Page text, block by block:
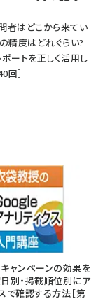
者はどこから来てい
精度はどれぐらい?
ポートを正しく活用し
回］
ャンペーンの効果を
別・掲載順位別にア
で確認する方法［第